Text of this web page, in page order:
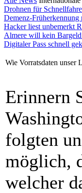
Drohnen für
Demenz-
Hacker liest unbemerkt
Almere will kein
Digitaler Pass schnell
Wie Vorratsdaten unser
Erinnern
folgten
möglich,
welcher